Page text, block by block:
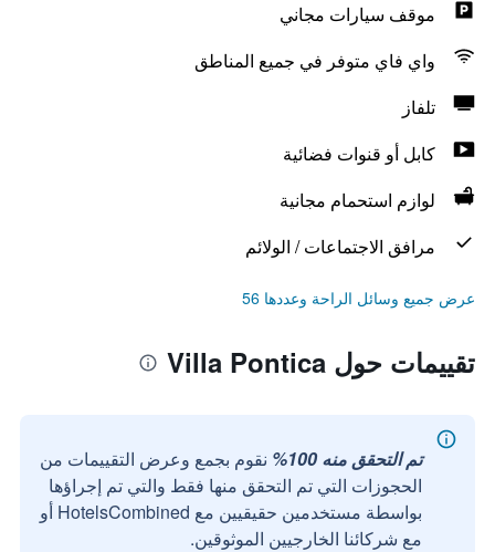
موقف سيارات مجاني
واي فاي متوفر في جميع المناطق
تلفاز
كابل أو قنوات فضائية
لوازم استحمام مجانية
مرافق الاجتماعات / الولائم
عرض جميع وسائل الراحة وعددها 56
تقييمات حول Villa Pontica
تم التحقق منه 100%
نقوم بجمع وعرض التقييمات من
الحجوزات التي تم التحقق منها فقط والتي تم إجراؤها
بواسطة مستخدمين حقيقيين مع HotelsCombined أو
مع شركائنا الخارجيين الموثوقين.